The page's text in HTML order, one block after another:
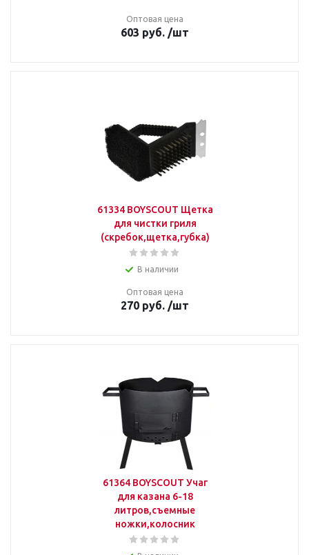
Оптовая цена
603 руб. /шт
61334 BOYSCOUT Щетка
для чистки гриля
(скребок,щетка,губка)
В наличии
Оптовая цена
270 руб. /шт
61364 BOYSCOUT Учаг
для казана 6-18
литров,съемные
ножки,колосник